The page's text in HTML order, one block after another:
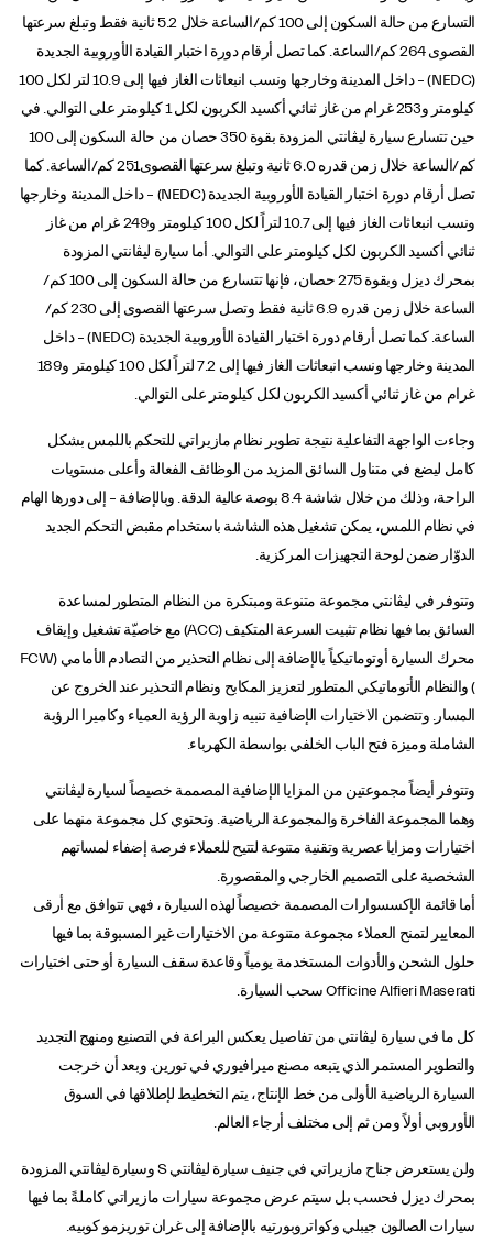
التسارع من حالة السكون إلى 100 كم/الساعة خلال 5.2 ثانية فقط وتبلغ سرعتها
القصوى 264 كم/الساعة. كما تصل أرقام دورة اختبار القيادة الأوروبية الجديدة
(NEDC) – داخل المدينة وخارجها ونسب انبعاثات الغاز فيها إلى 10.9 لتر لكل 100
كيلومتر و253 غرام من غاز ثنائي أكسيد الكربون لكل 1 كيلومتر على التوالي. في
حين تتسارع سيارة ليڤانتي المزودة بقوة 350 حصان من حالة السكون إلى 100
كم/الساعة خلال زمن قدره 6.0 ثانية وتبلغ سرعتها القصوى251 كم/الساعة. كما
تصل أرقام دورة اختبار القيادة الأوروبية الجديدة (NEDC) – داخل المدينة وخارجها
ونسب انبعاثات الغاز فيها إلى 10.7 لتراً لكل 100 كيلومتر و249 غرام من غاز
ثنائي أكسيد الكربون لكل كيلومتر على التوالي. أما سيارة ليڤانتي المزودة
بمحرك ديزل وبقوة 275 حصان، فإنها تتسارع من حالة السكون إلى 100 كم/
الساعة خلال زمن قدره 6.9 ثانية فقط وتصل سرعتها القصوى إلى 230 كم/
الساعة. كما تصل أرقام دورة اختبار القيادة الأوروبية الجديدة (NEDC) – داخل
المدينة وخارجها ونسب انبعاثات الغاز فيها إلى 7.2 لتراً لكل 100 كيلومتر و189
غرام من غاز ثنائي أكسيد الكربون لكل كيلومتر على التوالي.
وجاءت الواجهة التفاعلية نتيجة تطوير نظام مازيراتي للتحكم باللمس بشكل
كامل ليضع في متناول السائق المزيد من الوظائف الفعالة وأعلى مستويات
الراحة، وذلك من خلال شاشة 8.4 بوصة عالية الدقة. وبالإضافة – إلى دورها الهام
في نظام اللمس، يمكن تشغيل هذه الشاشة باستخدام مقبض التحكم الجديد
الدوّار ضمن لوحة التجهيزات المركزية.
وتتوفر في ليڤانتي مجموعة متنوعة ومبتكرة من النظام المتطور لمساعدة
السائق بما فيها نظام تثبيت السرعة المتكيف (ACC) مع خاصيّة تشغيل وإيقاف
محرك السيارة أوتوماتيكياً بالإضافة إلى نظام التحذير من التصادم الأمامي (FCW
) والنظام الأتوماتيكي المتطور لتعزيز المكابح ونظام التحذير عند الخروج عن
المسار. وتتضمن الاختيارات الإضافية تنبيه زاوية الرؤية العمياء وكاميرا الرؤية
الشاملة وميزة فتح الباب الخلفي بواسطة الكهرباء.
وتتوفر أيضاً مجموعتين من المزايا الإضافية المصممة خصيصاً لسيارة ليڤانتي
وهما المجموعة الفاخرة والمجموعة الرياضية. وتحتوي كل مجموعة منهما على
اختيارات ومزايا عصرية وتقنية متنوعة لتتيح للعملاء فرصة إضفاء لمساتهم
الشخصية على التصميم الخارجي والمقصورة.
أما قائمة الإكسسوارات المصممة خصيصاً لهذه السيارة ، فهي تتوافق مع أرقى
المعايير لتمنح العملاء مجموعة متنوعة من الاختيارات غير المسبوقة بما فيها
حلول الشحن والأدوات المستخدمة يومياً وقاعدة سقف السيارة أو حتى اختيارات
Officine Alfieri Maserati سحب السيارة.
كل ما في سيارة ليڤانتي من تفاصيل يعكس البراعة في التصنيع ومنهج التجديد
والتطوير المستمر الذي يتبعه مصنع ميرافيوري في تورين. وبعد أن خرجت
السيارة الرياضية الأولى من خط الإنتاج، يتم التخطيط لإطلاقها في السوق
الأوروبي أولاً ومن ثم إلى مختلف أرجاء العالم.
ولن يستعرض جناح مازيراتي في جنيف سيارة ليڤانتي S وسيارة ليڤانتي المزودة
بمحرك ديزل فحسب بل سيتم عرض مجموعة سيارات مازيراتي كاملةً بما فيها
سيارات الصالون جيبلي وكواتروبورتيه بالإضافة إلى غران توريزمو كوبيه.